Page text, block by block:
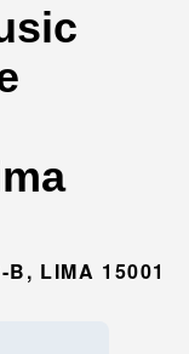
LIMA 15001